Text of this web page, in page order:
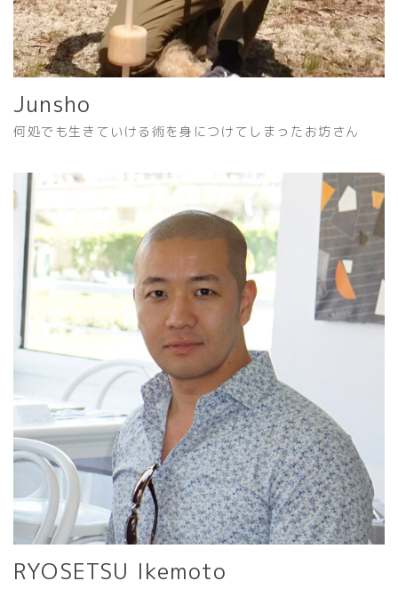
Junsho
何処でも生きていける術を身につけてしまったお坊さん
RYOSETSU Ikemoto